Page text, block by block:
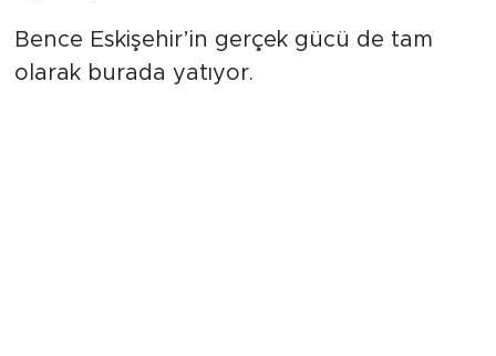
Bence Eskişehir’in gerçek gücü de tam
olarak burada yatıyor.